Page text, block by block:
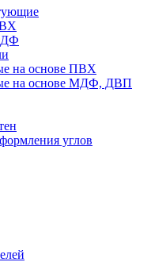
на основе ПВХ
на основе МДФ, ДВП
углов